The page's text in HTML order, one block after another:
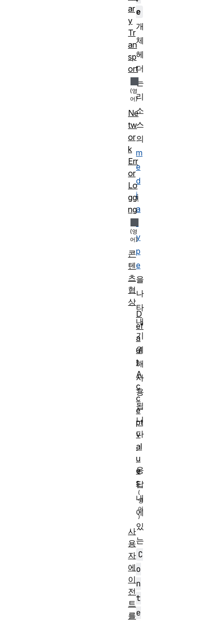
e
개
체
헤
더
는
리
소
스
의
m
e
d
i
a
y
p
e
을
나
타
내
기
위
해
사
용
됩
니
다
.
응
답
내
에
있
는
C
o
n
t
e
ar
y
Tr
an
sp
ort
Ne
tw
or
k
Err
or
Lo
ggi
ng
콘
텐
츠
협
상
D
ef
a
ul
t
A
c
c
e
pt
v
al
u
e
s
사
용
자
에
이
전
트
를